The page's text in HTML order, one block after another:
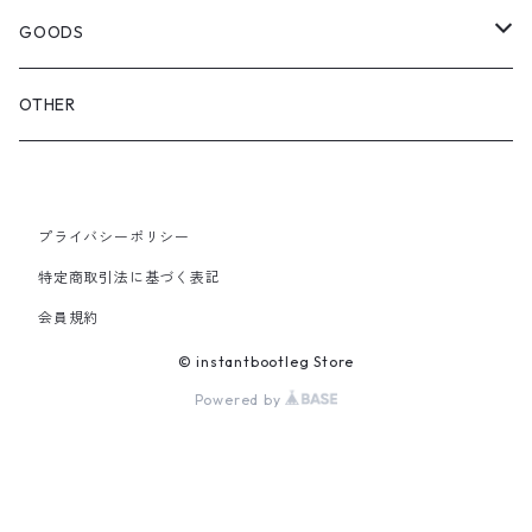
OTHER BAGS
CAP&HAT
GLOVES&SCARF
SHOULDER
SMALL BAG
GOODS
TOY
PINS& PINBACK
SOX
OTHER
プライバシーポリシー
特定商取引法に基づく表記
会員規約
© instantbootleg Store
Powered by